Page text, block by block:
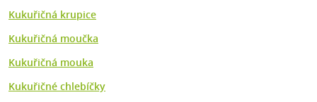
Kukuřičná krupice
Kukuřičná moučka
Kukuřičná mouka
Kukuřičné chlebíčky